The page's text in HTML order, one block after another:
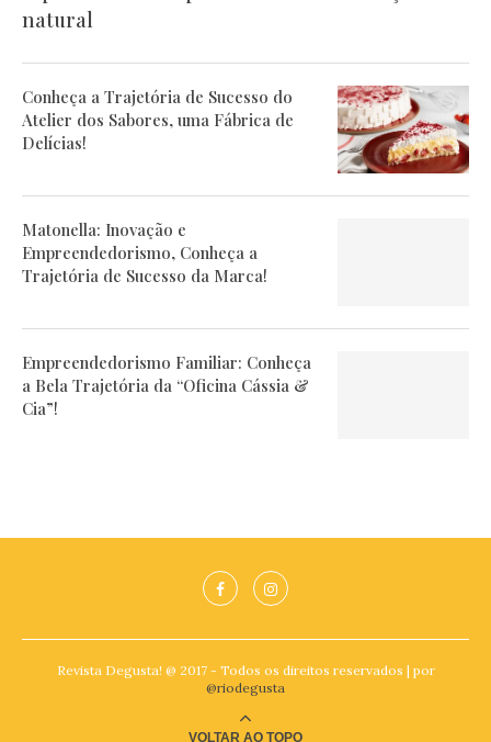
natural
Conheça a Trajetória de Sucesso do
Atelier dos Sabores, uma Fábrica de
Delícias!
Matonella: Inovação e
Empreendedorismo, Conheça a
Trajetória de Sucesso da Marca!
Empreendedorismo Familiar: Conheça
a Bela Trajetória da “Oficina Cássia &
Cia”!
Revista Degusta! @ 2017 - Todos os direitos reservados | por
@riodegusta
VOLTAR AO TOPO